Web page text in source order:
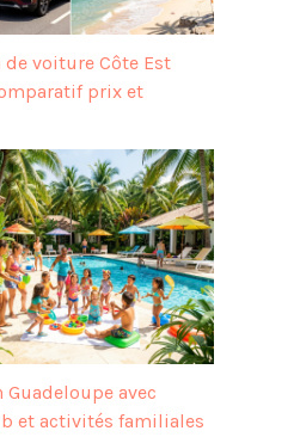
de voiture Côte Est
prix et
Guadeloupe avec
et activités familiales